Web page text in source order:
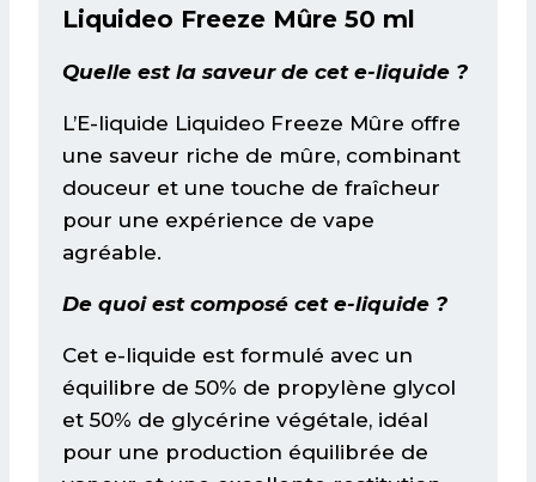
Liquideo Freeze Mûre 50 ml
Quelle est la saveur de cet e-liquide ?
L’E-liquide Liquideo Freeze Mûre offre
une saveur riche de mûre, combinant
douceur et une touche de fraîcheur
pour une expérience de vape
agréable.
De quoi est composé cet e-liquide ?
Cet e-liquide est formulé avec un
équilibre de 50% de propylène glycol
et 50% de glycérine végétale, idéal
pour une production équilibrée de